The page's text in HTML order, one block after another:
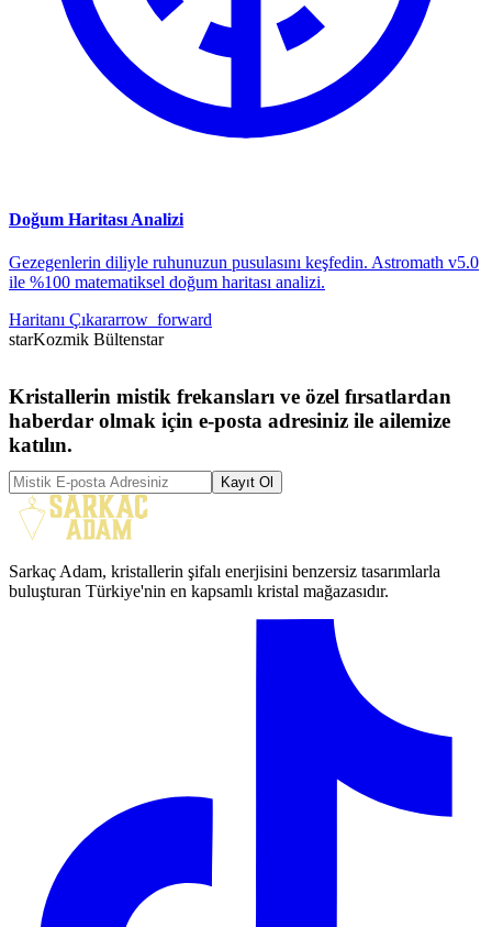
Doğum Haritası Analizi
Gezegenlerin diliyle ruhunuzun pusulasını keşfedin. Astromath v5.0
ile %100 matematiksel doğum haritası analizi.
Haritanı Çıkararrow_forward
starKozmik Bültenstar
Kristallerin mistik frekansları ve özel fırsatlardan
haberdar olmak için e-posta adresiniz ile ailemize
katılın.
Kayıt Ol
Sarkaç Adam, kristallerin şifalı enerjisini benzersiz tasarımlarla
buluşturan Türkiye'nin en kapsamlı kristal mağazasıdır.